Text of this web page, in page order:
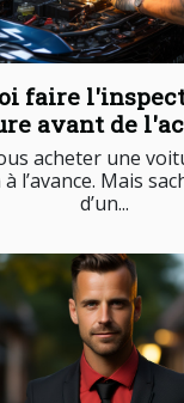
faire
avant de
acheter une
l’avance. Mais
d’un...